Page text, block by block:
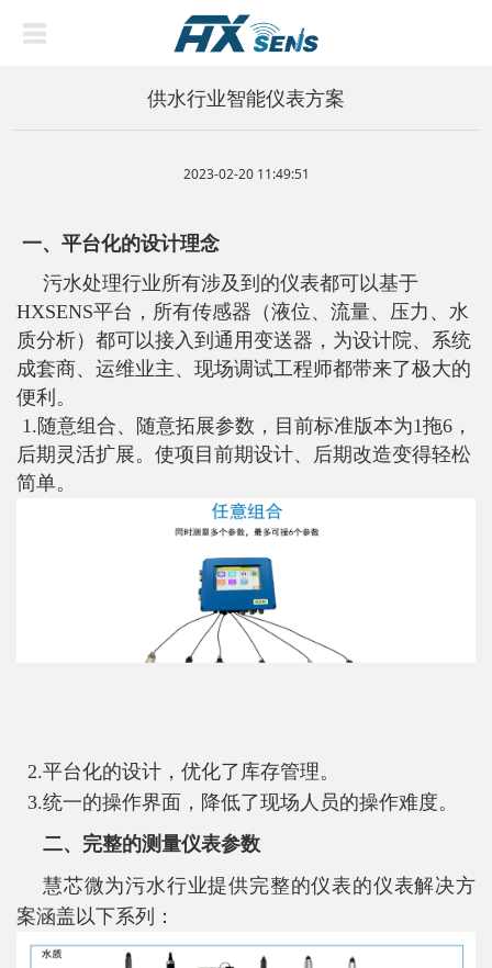
供水行业智能仪表方案
2023-02-20 11:49:51
一、平台化的设计理念
污水处理行业所有涉及到的仪表都可以基于
HXSENS平台，所有传感器（液位、流量、压力、水
质分析）都可以接入到通用变送器，为设计院、系统
成套商、运维业主、 现场调试工程师都带来了极大的
便利。
1.随意组合、随意拓展参数，目前标准版本为1拖6，
后期灵活扩展。使项目前期设计、后期改造变得轻松
简单。
2.平台化的设计，优化了库存管理。
3.统一的操作界面，降低了现场人员的操作难度。
二、完整的测量仪表参数
慧芯微为污水行业提供完整的仪表的仪表解决方
案涵盖以下系列：